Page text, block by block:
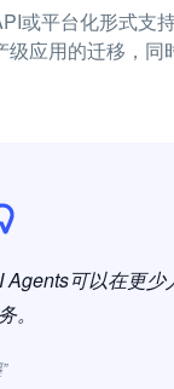
或平台化形式支
应用的迁移，
可以在更少
。